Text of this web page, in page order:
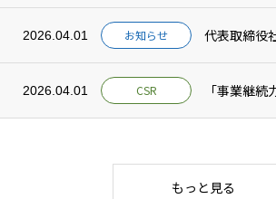
2026.04.01 お知らせ 代表取締役
2026.04.01 CSR
もっと見る